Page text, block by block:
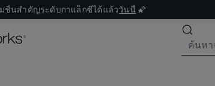
มชิ้นสำคัญระดับกาแล็กซีได้แล้ววันนี้ 🌠